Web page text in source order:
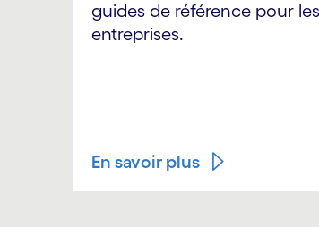
guides de référence pour les
entreprises.
En savoir plus